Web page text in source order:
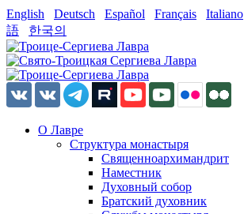
English Deutsch Español Français Italiano
語
한국의
О Лавре
Структура монастыря
Священноархимандрит
Наместник
Духовный собор
Братский духовник